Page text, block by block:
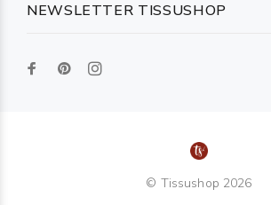
NEWSLETTER TISSUSHOP
© Tissushop 2026